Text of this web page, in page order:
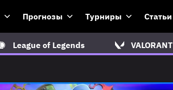
Прогнозы Турниры Статьи
League of Legends VALORANT